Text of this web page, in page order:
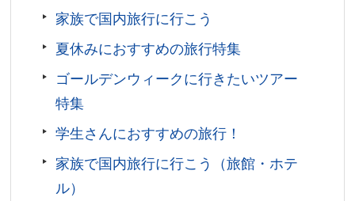
のこだわりの味を楽しむことができます。備長炭を
使って丁寧に焼き上げられた鰻の食感、香り、秘伝
のタレなど、長い年月人々に愛され続けた味をどう
ぞ。
東京都台東区上野公園
営業時間／11:00～15:00（L.O.14:30）、17:00～
定休日／月曜日
アクセス／JR上野駅公園口より徒歩約5分。京成線京成
家族で国内旅行に行こう
夏休みにおすすめの旅行特集
ゴールデンウィークに行きたいツアー
特集
学生さんにおすすめの旅行！
家族で国内旅行に行こう（旅館・ホテ
ル）